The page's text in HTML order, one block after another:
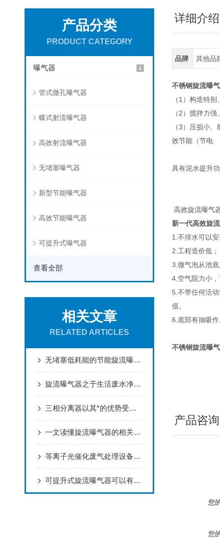
产品分类
PRODUCT CATEGORY
曝气器
管式微孔曝气器
蝶式射流曝气器
高效射流曝气器
无堵塞曝气器
新型节能曝气器
高效节能曝气器
可提升式曝气器
查看全部
相关文章
RELATED ARTICLES
无堵塞低耗能的节能旋流曝气器相对传统曝气器有哪些优势
旋流曝气器之于生活废水净化可辅于废水处理的常用药剂
三相分离器以其*的优势受到了人们的广泛应用
一文读懂旋流曝气器的相关知识点
等离子光催化废气处理设备具有广阔的应用前景
可提升式旋流曝气器可以有效地将气体溶解到水中
详细介绍
品牌 其他品
不锈钢旋流曝
（1）构造特
（2）搅拌力
（3）压损小
效节能（节电
具有泥水提升
高效旋流曝气
新一代高效旋
1.不排水可以
2.工程造价低；
3.微气泡从池
4.空气阻力小
5.不带任何活
值。
6.底部有抽吸
不锈钢旋流曝
产品咨询
您
您